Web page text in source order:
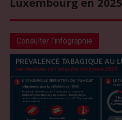
Consulter l’infographie